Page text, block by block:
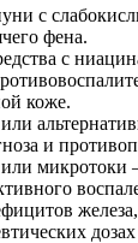
с
фена.
с
коже.
и
микротоки
дозах